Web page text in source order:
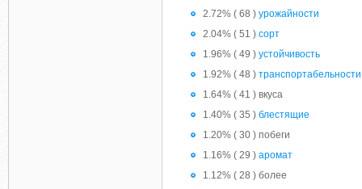
2.72% ( 68 ) урожайности
2.04% ( 51 ) сорт
1.96% ( 49 ) устойчивость
1.92% ( 48 ) транспортабельности
1.64% ( 41 ) вкуса
1.40% ( 35 ) блестящие
1.20% ( 30 ) побеги
1.16% ( 29 ) аромат
1.12% ( 28 ) более